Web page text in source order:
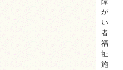
が
い
者
福
祉
施